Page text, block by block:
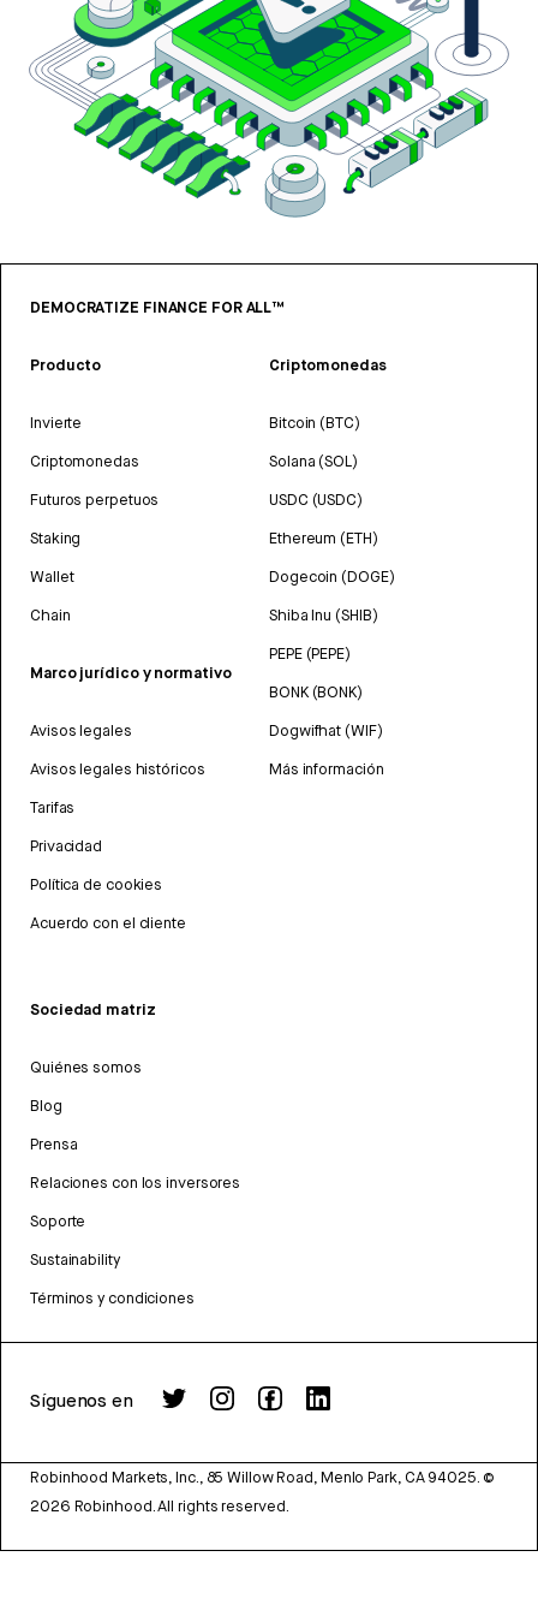
DEMOCRATIZE FINANCE FOR ALL™
Producto
Invierte
Criptomonedas
Futuros perpetuos
Staking
Wallet
Chain
Marco jurídico y normativo
Avisos legales
Avisos legales históricos
Tarifas
Privacidad
Política de cookies
Acuerdo con el cliente
Criptomonedas
Bitcoin (BTC)
Solana (SOL)
USDC (USDC)
Ethereum (ETH)
Dogecoin (DOGE)
Shiba Inu (SHIB)
PEPE (PEPE)
BONK (BONK)
Dogwifhat (WIF)
Más información
Sociedad matriz
Quiénes somos
Blog
Prensa
Relaciones con los inversores
Soporte
Sustainability
Términos y condiciones
Síguenos en
Robinhood Markets, Inc., 85 Willow Road, Menlo Park, CA 94025. ©
2026 Robinhood. All rights reserved.